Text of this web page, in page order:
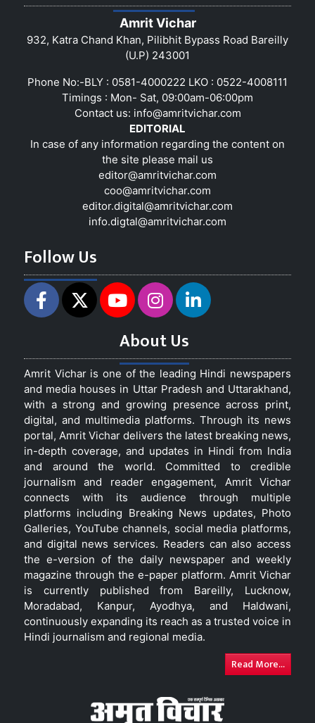
Amrit Vichar
932, Katra Chand Khan, Pilibhit Bypass Road Bareilly
(U.P) 243001
Phone No:-BLY : 0581-4000222 LKO : 0522-4008111
Timings : Mon- Sat, 09:00am-06:00pm
Contact us: info@amritvichar.com
EDITORIAL
In case of any information regarding the content on
the site please mail us
editor@amritvichar.com
coo@amritvichar.com
editor.digital@amritvichar.com
info.digtal@amritvichar.com
Follow Us
About Us
Amrit Vichar is one of the leading Hindi newspapers
and media houses in Uttar Pradesh and Uttarakhand,
with a strong and growing presence across print,
digital, and multimedia platforms. Through its news
portal, Amrit Vichar delivers the latest breaking news,
in-depth coverage, and updates in Hindi from India
and around the world. Committed to credible
journalism and reader engagement, Amrit Vichar
connects with its audience through multiple
platforms including Breaking News updates, Photo
Galleries, YouTube channels, social media platforms,
and digital news services. Readers can also access
the e-version of the daily newspaper and weekly
magazine through the e-paper platform. Amrit Vichar
is currently published from Bareilly, Lucknow,
Moradabad, Kanpur, Ayodhya, and Haldwani,
continuously expanding its reach as a trusted voice in
Hindi journalism and regional media.
Read More...